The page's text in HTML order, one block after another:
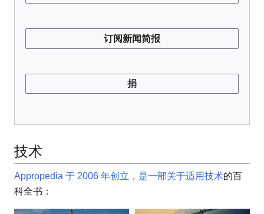
订阅新闻简报
捐
技术
Appropedia 于 2006 年创立，是一部关于适用技术的百
科全书 ：